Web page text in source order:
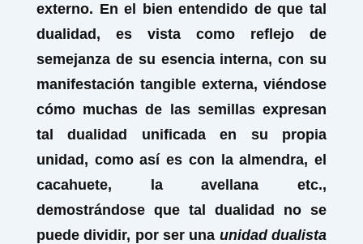
externo. En el bien entendido de que tal
dualidad, es vista como reflejo de
semejanza de su esencia interna, con su
manifestación tangible externa, viéndose
cómo muchas de las semillas expresan
tal dualidad unificada en su propia
unidad, como así es con la almendra, el
cacahuete, la avellana etc.,
demostrándose que tal dualidad no se
puede dividir, por ser una unidad dualista